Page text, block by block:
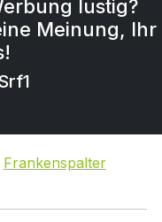
lustig?
Meinung, Ihr
Frankenspalter